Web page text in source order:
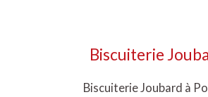
Biscuiterie
Biscuiterie Joubard à